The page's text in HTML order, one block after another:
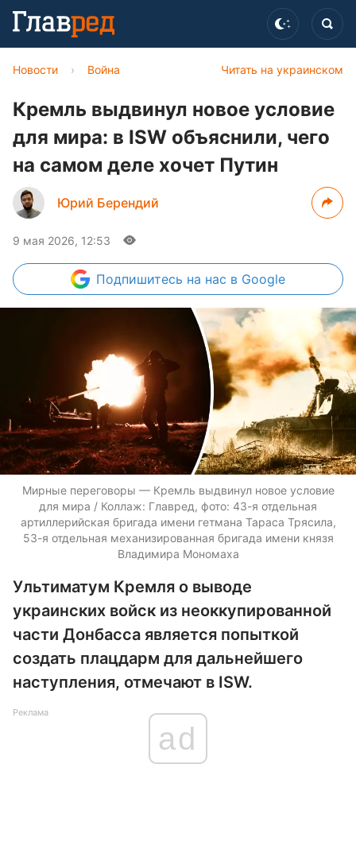
Читать на украинском
Новости › Война
Кремль выдвинул новое условие
для мира: в ISW объяснили, чего
на самом деле хочет Путин
Юрий Берендий
9 мая 2026, 12:53
Подпишитесь на нас в Google
Мирные переговоры — Кремль выдвинул новое условие
для мира / Коллаж: Главред, фото: 43-я отдельная
артиллерийская бригада имени гетмана Тараса Трясила,
53-я отдельная механизированная бригада имени князя
Владимира Мономаха
Ультиматум Кремля о выводе
украинских войск из неоккупированной
части Донбасса является попыткой
создать плацдарм для дальнейшего
наступления, отмечают в ISW.
Реклама
ad